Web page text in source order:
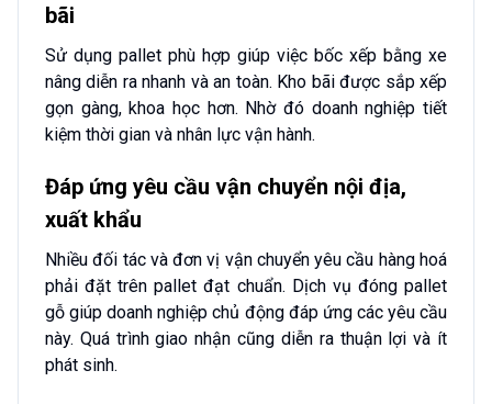
bãi
Sử dụng pallet phù hợp giúp việc bốc xếp bằng xe
nâng diễn ra nhanh và an toàn. Kho bãi được sắp xếp
gọn gàng, khoa học hơn. Nhờ đó doanh nghiệp tiết
kiệm thời gian và nhân lực vận hành.
Đáp ứng yêu cầu vận chuyển nội địa,
xuất khẩu
Nhiều đối tác và đơn vị vận chuyển yêu cầu hàng hoá
phải đặt trên pallet đạt chuẩn. Dịch vụ đóng pallet
gỗ giúp doanh nghiệp chủ động đáp ứng các yêu cầu
này. Quá trình giao nhận cũng diễn ra thuận lợi và ít
phát sinh.